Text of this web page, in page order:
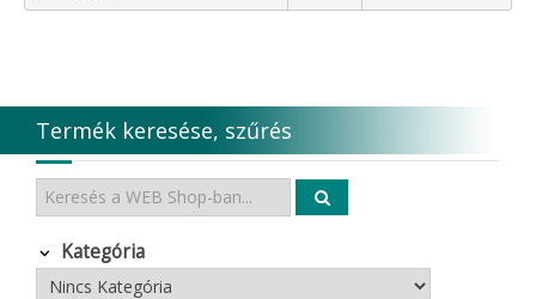
Termék keresése, szűrés
Kategória